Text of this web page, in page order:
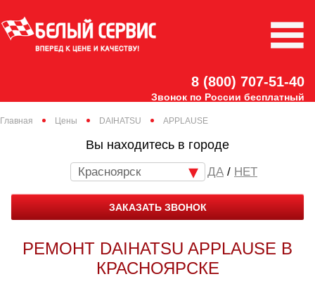
8 (800) 707-51-40
Звонок по России бесплатный
Главная Цены DAIHATSU APPLAUSE
Вы находитесь в городе
Красноярск / НЕТ
ЗАКАЗАТЬ ЗВОНОК
РЕМОНТ DAIHATSU APPLAUSE В
КРАСНОЯРСКЕ